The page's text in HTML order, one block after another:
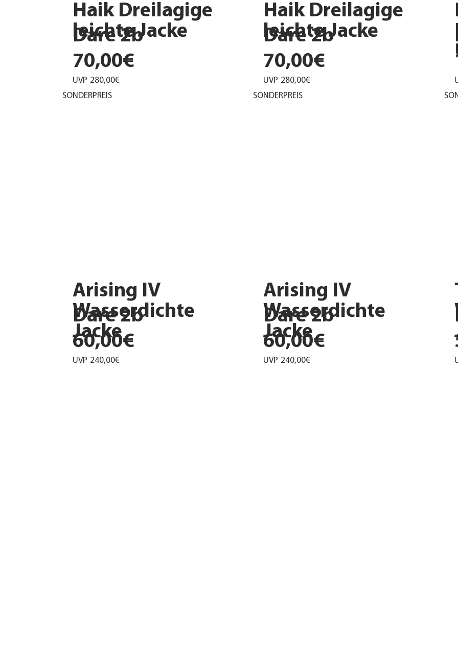
Haik Dreilagige
leichte Jacke
Dare 2b
70,00€
UVP 280,00€
Haik Dreilagige
leichte Jacke
Dare 2b
70,00€
UVP 280,00€
Arising IV
Wasserdichte
Jacke
Dare 2b
60,00€
UVP 240,00€
SONDERPREIS
Arising IV
Wasserdichte
Jacke
Dare 2b
60,00€
UVP 240,00€
SONDERPREIS